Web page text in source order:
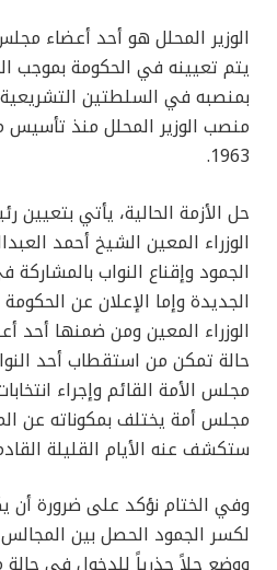
الوزير المحلل هو أحد أعضاء
يتم تعيينه في الحكومة بموجب
بمنصبه في السلطتين
منصب الوزير المحلل منذ
1963.
حل الأزمة الحالية، يأتي بتعيين
الوزراء المعين الشيخ أحمد
الجمود وإقناع النواب
الجديدة وإما الإعلان عن
الوزراء المعين ومن ضمنها أحد
حالة تمكن من استقطاب أحد
مجلس الأمة القائم وإجراء
مجلس أمة يختلف بمكوناته عن
ستكشف عنه الأيام القليلة
وفي الختام نؤكد على ضرورة
لكسر الجمود الحصل بين المجالس